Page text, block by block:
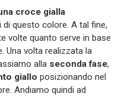
croce gialla
questo colore. A tal fine,
volte quanto serve in base
Una volta realizzata la
alla seconda fase,
giallo posizionando nel
Andiamo quindi ad